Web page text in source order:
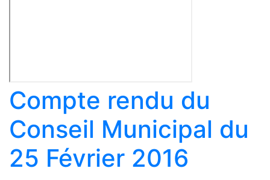
Compte rendu du
Conseil Municipal du
25 Février 2016